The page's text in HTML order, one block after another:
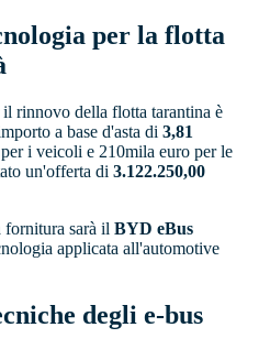
per la flotta
rinnovo della flotta tarantina è
a base d'asta di 3,81
i veicoli e 210mila euro per le
un'offerta di 3.122.250,00
sarà il BYD eBus
applicata all'automotive
degli e-bus